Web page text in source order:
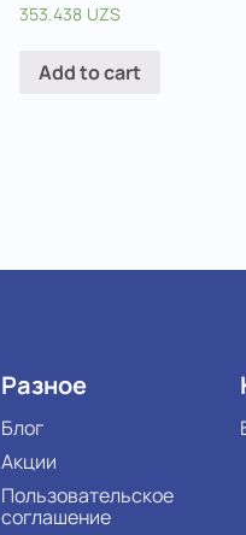
353.438 UZS
Add to cart
Разное
Блог
Акции
Пользовательское
соглашение